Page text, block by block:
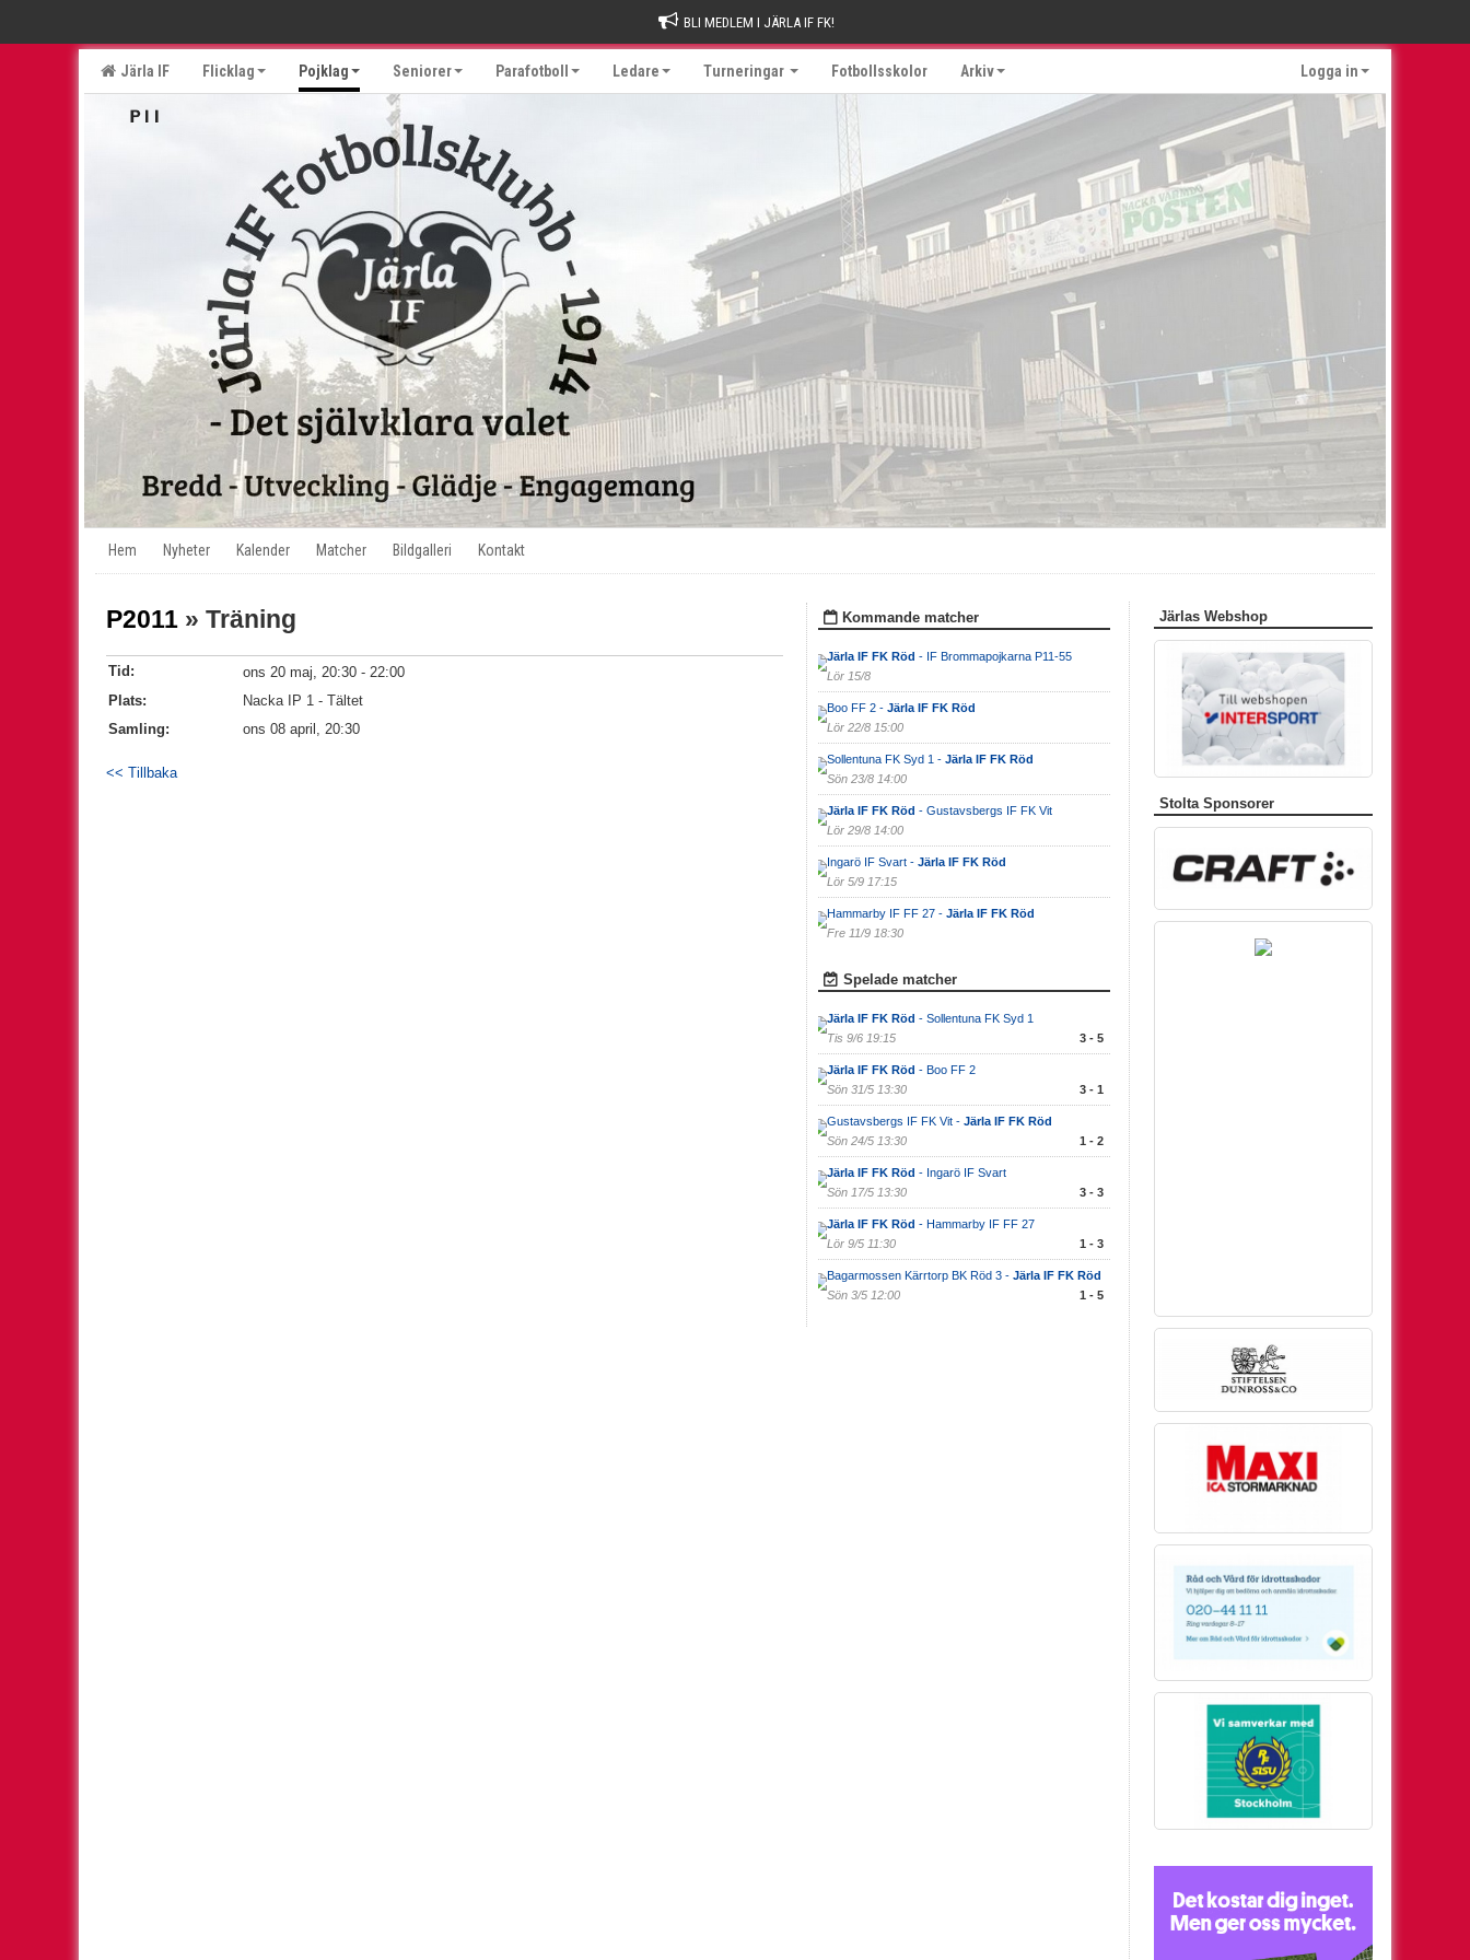
BLI MEDLEM I JÄRLA IF FK!
Järla IF Flicklag Pojklag Seniorer Parafotboll Ledare Turneringar Fotbollsskolor Arkiv Logga in
Hem Nyheter Kalender Matcher Bildgalleri Kontakt
P2011 » Träning
Tid:
ons 20 maj, 20:30 - 22:00
Plats:
Nacka IP 1 - Tältet
Samling:
ons 08 april, 20:30
<< Tillbaka
Kommande matcher
Järla IF FK Röd - IF Brommapojkarna P11-55
Lör 15/8
Boo FF 2 - Järla IF FK Röd
Lör 22/8 15:00
Sollentuna FK Syd 1 - Järla IF FK Röd
Sön 23/8 14:00
Järla IF FK Röd - Gustavsbergs IF FK Vit
Lör 29/8 14:00
Ingarö IF Svart - Järla IF FK Röd
Lör 5/9 17:15
Hammarby IF FF 27 - Järla IF FK Röd
Fre 11/9 18:30
Spelade matcher
Järla IF FK Röd - Sollentuna FK Syd 1
Tis 9/6 19:15
3 - 5
Järla IF FK Röd - Boo FF 2
Sön 31/5 13:30
3 - 1
Gustavsbergs IF FK Vit - Järla IF FK Röd
Sön 24/5 13:30
1 - 2
Järla IF FK Röd - Ingarö IF Svart
Sön 17/5 13:30
3 - 3
Järla IF FK Röd - Hammarby IF FF 27
Lör 9/5 11:30
1 - 3
Bagarmossen Kärrtorp BK Röd 3 - Järla IF FK Röd
Sön 3/5 12:00
1 - 5
Järlas Webshop
Stolta Sponsorer